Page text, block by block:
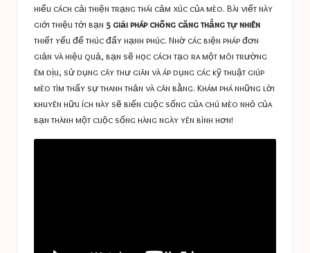
hiểu cách cải thiện trạng thái cảm xúc của mèo. Bài viết này
giới thiệu tới bạn 5 giải pháp chống căng thẳng tự nhiên
thiết yếu để thúc đẩy hạnh phúc. Nhờ các biện pháp đơn
giản và hiệu quả, bạn sẽ học cách tạo ra một môi trường
êm dịu, sử dụng cây thư giãn và áp dụng các kỹ thuật giúp
mèo tìm thấy sự thanh thản và cân bằng. Khám phá những lời
khuyên hữu ích này sẽ biến cuộc sống của chú mèo nhỏ của
bạn thành một cuộc sống hàng ngày yên bình hơn!